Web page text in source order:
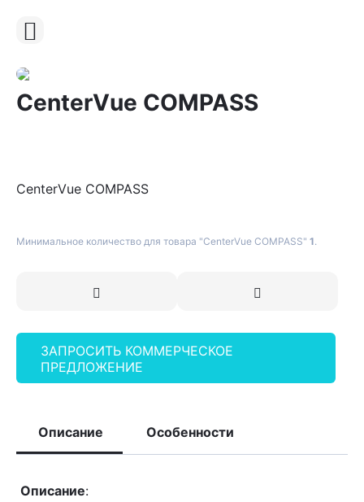
CenterVue COMPASS
CenterVue COMPASS
Минимальное количество для товара "CenterVue COMPASS" 1.
ЗАПРОСИТЬ КОММЕРЧЕСКОЕ
ПРЕДЛОЖЕНИЕ
Описание Особенности
Описание: